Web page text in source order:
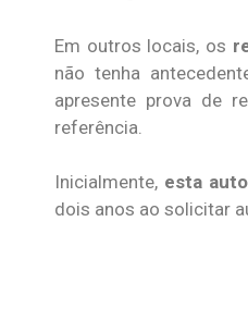
Em outros locais, os
não tenha
apresente prova de
referência.
Inicialmente, esta
dois anos ao solicitar